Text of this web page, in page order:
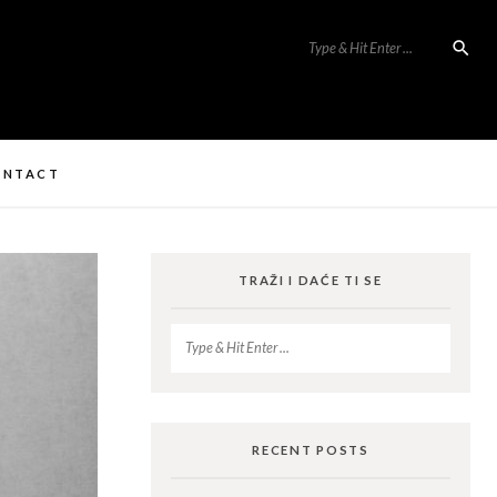
TRAŽI I DAĆE TI SE
RECENT POSTS